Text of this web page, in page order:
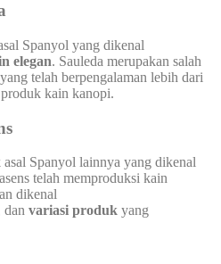
Spanyol yang dikenal
elegan. Sauleda merupakan salah
telah berpengalaman lebih dari
kain kanopi.
asal Spanyol lainnya yang dikenal
telah memproduksi kain
dikenal
dan variasi produk yang